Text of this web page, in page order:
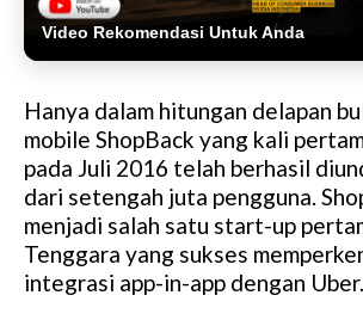
Video Rekomendasi Untuk Anda
Hanya dalam hitungan delapan
mobile ShopBack yang kali
pada Juli 2016 telah berhasil
dari setengah juta pengguna.
menjadi salah satu start-up
Tenggara yang sukses
integrasi app-in-app dengan Uber.